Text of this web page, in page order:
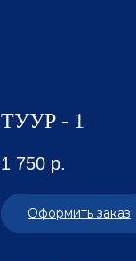
ТУУР - 1
1 750 р.
Оформить заказ